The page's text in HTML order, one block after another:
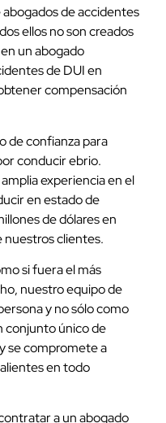
de accidentes
ellos no son creados
un abogado
de DUI en
compensación
de confianza para
conducir ebrio.
experiencia en el
en estado de
de dólares en
nuestros clientes.
si fuera el más
nuestro equipo de
y no sólo como
conjunto único de
se compromete a
en todo
a un abogado